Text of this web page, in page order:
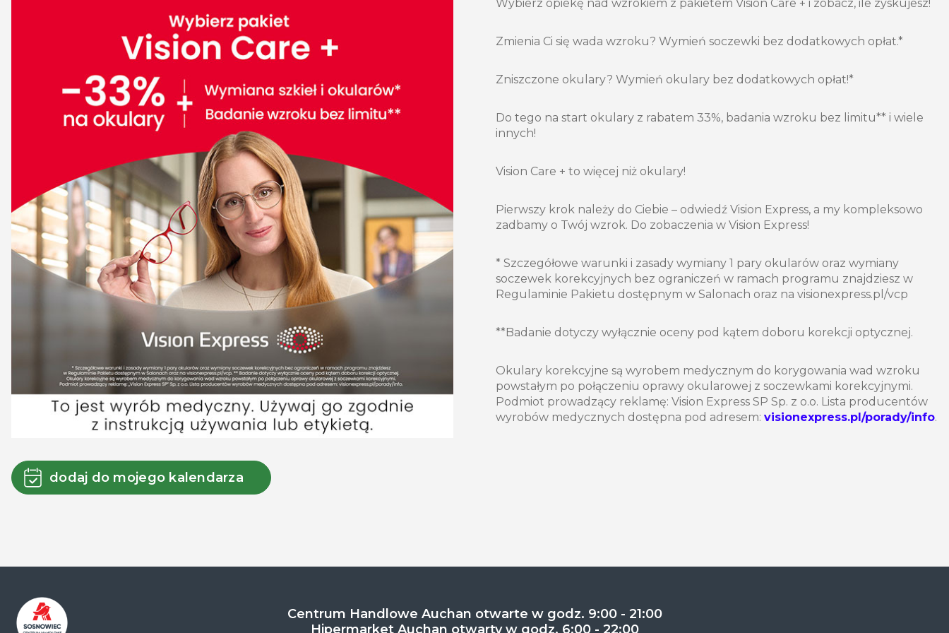
dodaj do mojego kalendarza
Wybierz opiekę nad wzrokiem z pakietem Vision Care + i zobacz, ile zyskujesz!
Zmienia Ci się wada wzroku? Wymień soczewki bez dodatkowych opłat.*
Zniszczone okulary? Wymień okulary bez dodatkowych opłat!*
Do tego na start okulary z rabatem 33%, badania wzroku bez limitu** i wiele
innych!
Vision Care + to więcej niż okulary!
Pierwszy krok należy do Ciebie – odwiedź Vision Express, a my kompleksowo
zadbamy o Twój wzrok. Do zobaczenia w Vision Express!
* Szczegółowe warunki i zasady wymiany 1 pary okularów oraz wymiany
soczewek korekcyjnych bez ograniczeń w ramach programu znajdziesz w
Regulaminie Pakietu dostępnym w Salonach oraz na visionexpress.pl/vcp
**Badanie dotyczy wyłącznie oceny pod kątem doboru korekcji optycznej.
Okulary korekcyjne są wyrobem medycznym do korygowania wad wzroku
powstałym po połączeniu oprawy okularowej z soczewkami korekcyjnymi.
Podmiot prowadzący reklamę: Vision Express SP Sp. z o.o. Lista producentów
wyrobów medycznych dostępna pod adresem: visionexpress.pl/porady/info.
Centrum Handlowe Auchan otwarte w godz. 9:00 - 21:00
Hipermarket Auchan otwarty w godz. 6:00 - 22:00